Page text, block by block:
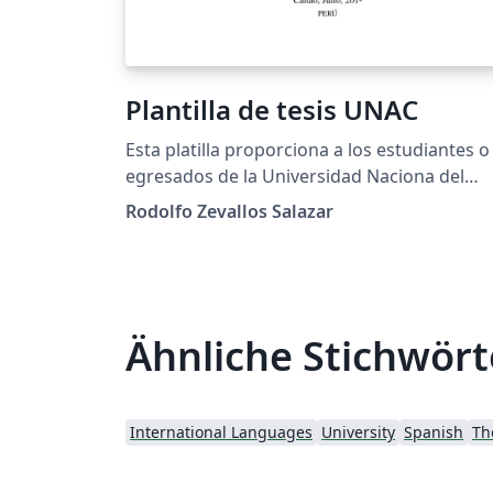
Plantilla de tesis UNAC
Esta platilla proporciona a los estudiantes o
egresados de la Universidad Naciona del
Callao una forma más fácil de redactar sus
Rodolfo Zevallos Salazar
Ähnliche
International Languages University Spanish